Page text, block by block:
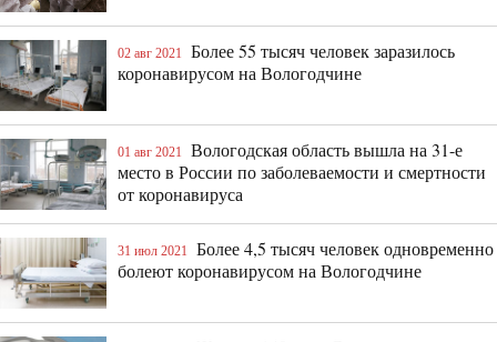
02 авг 2021
Более 55 тысяч человек заразилось
коронавирусом на Вологодчине
01 авг 2021
Вологодская область вышла на 31-е
место в России по заболеваемости и смертности
от коронавируса
31 июл 2021
Более 4,5 тысяч человек одновременно
болеют коронавирусом на Вологодчине